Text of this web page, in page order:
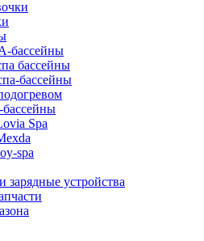
бассейны
бассейны
бассейны
Spa
spa
зарядные устройства